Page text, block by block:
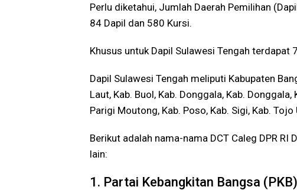
Perlu diketahui, Jumlah Daerah Pemilihan
84 Dapil dan 580 Kursi.
Khusus untuk Dapil Sulawesi Tengah terdapat
Dapil Sulawesi Tengah meliputi Kabupaten
Laut, Kab. Buol, Kab. Donggala, Kab.
Parigi Moutong, Kab. Poso, Kab. Sigi, Kab.
Berikut adalah nama-nama DCT Caleg DPR
lain:
1. Partai Kebangkitan Bangsa (PKB)